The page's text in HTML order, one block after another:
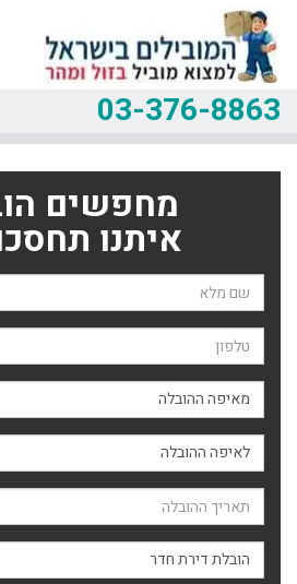
03-376-8863
מחפשים
איתנו
שם השולח
טלפון
מאיפה ההובלה
לאיפה ההובלה
תאריך ההובלה
סוג ההובלה